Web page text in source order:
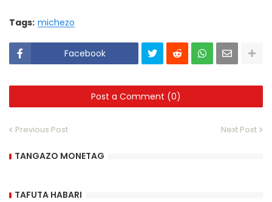
Tags: michezo
Facebook
Post a Comment (0)
Previous Post Next Post
TANGAZO MONETAG
TAFUTA HABARI